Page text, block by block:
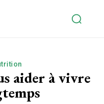
aider à vivre